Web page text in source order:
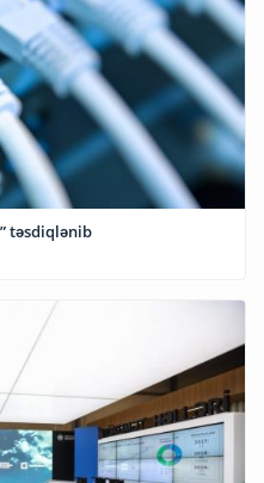
təsdiqlənib